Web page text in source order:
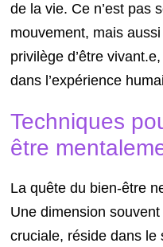
de la vie. Ce n’est pas
mouvement, mais
privilège d’être
dans l’expérience
Techniques
être
La quête du bien-être
Une dimension
cruciale, réside dans le